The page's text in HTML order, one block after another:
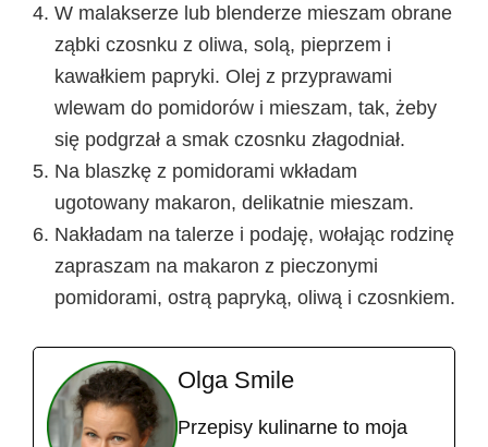
W malakserze lub blenderze mieszam obrane
ząbki czosnku z oliwa, solą, pieprzem i
kawałkiem papryki. Olej z przyprawami
wlewam do pomidorów i mieszam, tak, żeby
się podgrzał a smak czosnku złagodniał.
Na blaszkę z pomidorami wkładam
ugotowany makaron, delikatnie mieszam.
Nakładam na talerze i podaję, wołając rodzinę
zapraszam na makaron z pieczonymi
pomidorami, ostrą papryką, oliwą i czosnkiem.
Olga Smile
Przepisy kulinarne to moja